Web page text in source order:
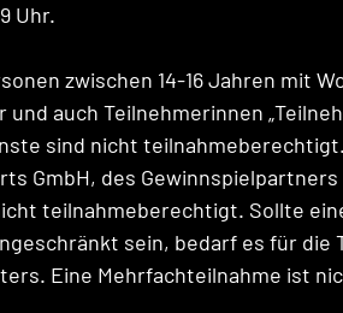
Uhr.
zwischen 14-16 Jahren mit
auch Teilnehmerinnen
sind nicht
GmbH, des
teilnahmeberechtigt. Sollte
sein, bedarf es für die
Eine Mehrfachteilnahme ist